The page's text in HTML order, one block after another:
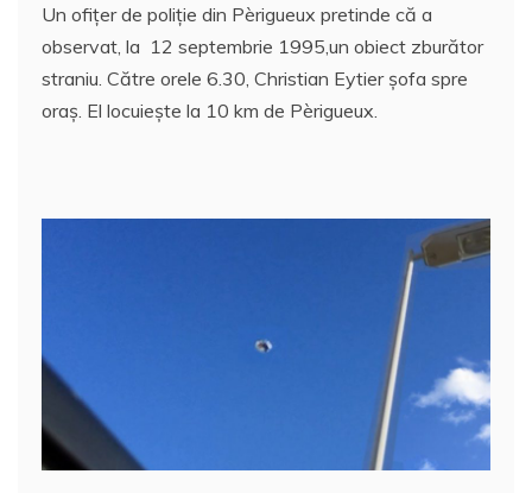
c
e
b
k
itt
er
ai
l
at
s
A
er
e
st
rt
aj
e
ă
Un ofiţer de poliţie din Pèrigueux pretinde că a
observat, la 12 septembrie 1995,un obiect zburător
straniu. Către orele 6.30, Christian Eytier şofa spre
oraş. El locuieşte la 10 km de Pèrigueux.